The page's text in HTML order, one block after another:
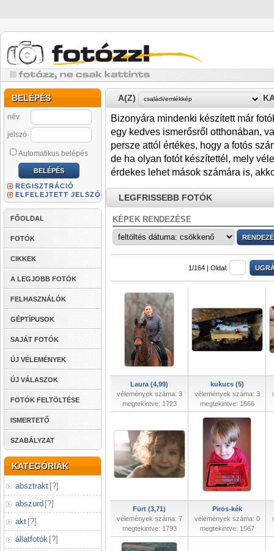
BELÉPÉS
név
jelszó
Automatikus belépés
REGISZTRÁCIÓ
ELFELEJTETT JELSZÓ
FŐOLDAL
FOTÓK
CIKKEK
A LEGJOBB FOTÓK
FELHASZNÁLÓK
GÉPTÍPUSOK
SAJÁT FOTÓK
ÚJ VÉLEMÉNYEK
ÚJ VÁLASZOK
FOTÓK FELTÖLTÉSE
ISMERTETŐ
SZABÁLYZAT
KATEGÓRIÁK
absztrakt [?]
abszurd [?]
akt [?]
állatfotók [?]
A(Z)
Bizonyára mindenki készített már
egy kedves ismerősről otthonában,
persze attól értékes, hogy a fotós
de ha olyan fotót készítettél, mely
érdekes lehet mások számára is,
LEGFRISSEBB FOTÓK
KÉPEK RENDEZÉSE
1/164 | Oldal:
Laura (4,99)
vélemények száma: 3
megtekintve: 1723
kukucs (5)
vélemények száma: 3
megtekintve: 1666
Fürt (3,71)
vélemények száma: 7
megtekintve: 1793
Piros-kék
vélemények száma: 0
megtekintve: 1567